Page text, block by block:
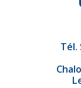
Tél.